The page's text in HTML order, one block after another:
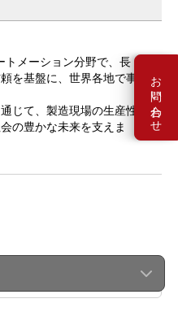
お問い合わせ
トメーション分野で、長
を基盤に、世界各地で事
じて、製造現場の生産性
の豊かな未来を支えま